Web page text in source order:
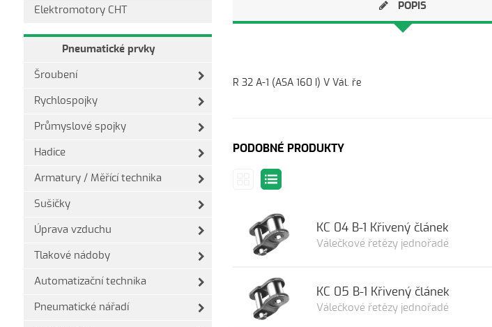
Elektromotory CHT
Pneumatické prvky
Šroubení
Rychlospojky
Průmyslové spojky
Hadice
Armatury / Měřící technika
Sušičky
Úprava vzduchu
Tlakové nádoby
Automatizační technika
Pneumatické nářadí
POPIS
R 32 A-1 (ASA 160 I) V Vál. ře
PODOBNÉ PRODUKTY
Válečkové řetězy jednořadé
KC 04 B-1 Křivený článek
Válečkové řetězy jednořadé
KC 05 B-1 Křivený článek